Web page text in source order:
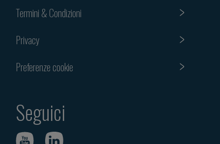
Termini & Condizioni
Privacy
Preferenze cookie
Seguici